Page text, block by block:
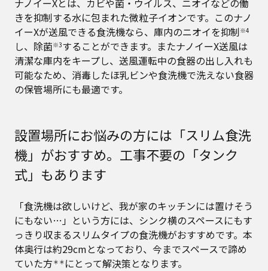
きを抑制する水に包まれた微粒子イオンです。このナノ
イーXが送風できる食洗機なら、庫内のニオイを抑制※4
し、除菌※3することができます。またナノイーX送風は
清潔な庫内をキープし、送風運転中の食器の出し入れも
可能なため、消毒したほ乳ビンや食洗機で洗えない食器
の保管場所にも最適です。
設置場所にお悩みの方には「スリム食洗
機」がおすすめ。工事不要の「タンク
式」もあります
「食洗機は欲しいけど、我が家のキッチンには置けそう
にもない…」という方には、シンク横のスペースにもす
っきり収まるスリムタイプの食洗機がおすすめです。本
体奥行は約29cmとなっており、今までスペースで諦め
ていた方＊＊ にとって解決策となります。